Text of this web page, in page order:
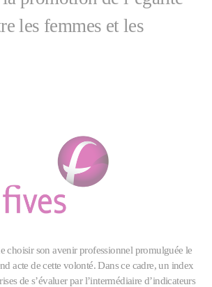
les femmes et les
choisir son avenir professionnel promulguée le
acte de cette volonté. Dans ce cadre, un index
de s’évaluer par l’intermédiaire d’indicateurs